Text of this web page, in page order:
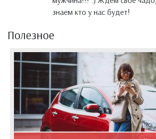
знаем кто у нас будет!
Полезное